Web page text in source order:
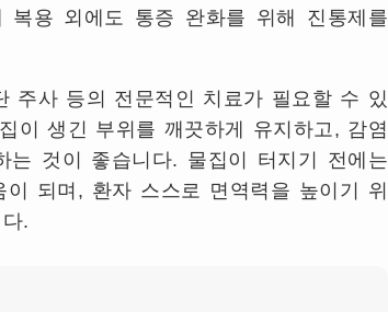
복용 외에도 통증 완화를 위해 진통제를
주사 등의 전문적인 치료가 필요할 수 있
이 생긴 부위를 깨끗하게 유지하고, 감염
것이 좋습니다. 물집이 터지기 전에는
되며, 환자 스스로 면역력을 높이기 위
.